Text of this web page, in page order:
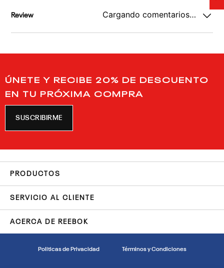
Review Cargando comentarios…
ÚNETE Y RECIBE 20% DE DESCUENTO
EN TU PRÓXIMA COMPRA
SUSCRIBIRME
PRODUCTOS
SERVICIO AL CLIENTE
ACERCA DE REEBOK
Politicas de Privacidad Términos y Condiciones